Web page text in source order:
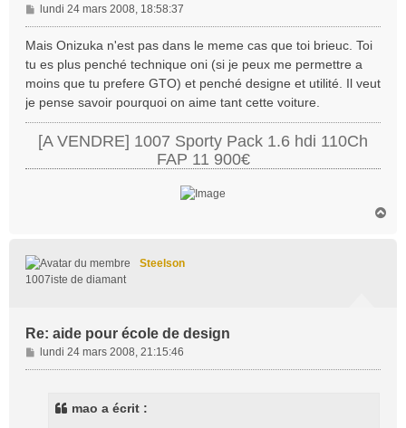
M
e
a
g
e
lundi 24 mars 2008, 18:58:37
Mais Onizuka n'est pas dans le meme cas que toi brieuc. Toi
tu es plus penché technique oni (si je peux me permettre a
moins que tu prefere GTO) et penché designe et utilité. Il veut
je pense savoir pourquoi on aime tant cette voiture.
[A VENDRE] 1007 Sporty Pack 1.6 hdi 110Ch
FAP 11 900€
Steelson
1007iste de diamant
Re: aide pour école de design
M
e
lundi 24 mars 2008, 21:15:46
mao a écrit :